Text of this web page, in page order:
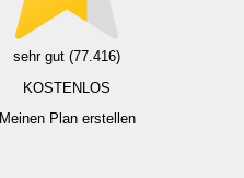
sehr gut (77.416)
KOSTENLOS
Meinen Plan erstellen